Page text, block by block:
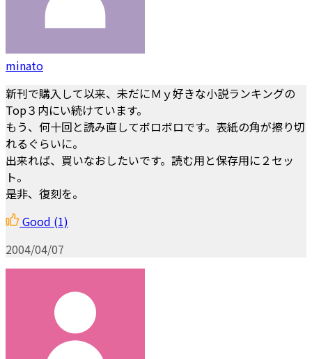
minato
新刊で購入して以来、未だにＭｙ好きな小説ランキングの
Top３内にい続けています。
もう、何十回と読み直してボロボロです。表紙の角が擦り切
れるぐらいに。
出来れば、買いなおしたいです。読む用と保存用に２セッ
ト。
是非、復刻を。
Good (1)
2004/04/07